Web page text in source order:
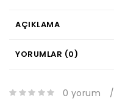
AÇIKLAMA
YORUMLAR (0)
0 yorum /